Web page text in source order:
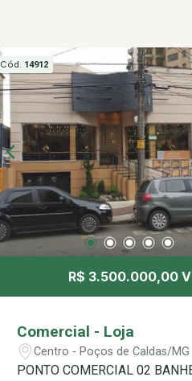
Cód. 14912
R$ 3.500.000,00 V
Comercial - Loja
Centro - Poços de Caldas/MG
PONTO COMERCIAL 02 BANHEIROS ,